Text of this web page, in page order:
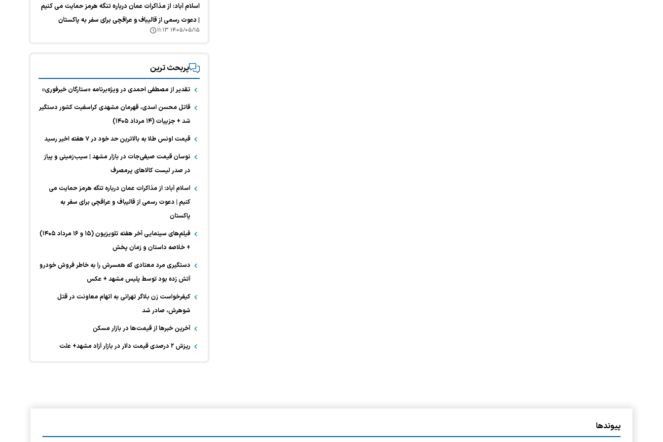
اسلام آباد: از مذاکرات عمان درباره تنگه هرمز حمایت می کنیم
| دعوت رسمی از قالیباف و عراقچی برای سفر به پاکستان
۱۴۰۵/۰۵/۱۵ ۱۱:۱۳
پربحث ترین
تقدیر از مصطفی احمدی در ویژه‌برنامه «ستارگان خبرفوری»
قاتل محسن اسدی، قهرمان مشهدی کراسفیت کشور دستگیر
شد + جزییات (۱۴ مرداد ۱۴۰۵)
قیمت اونس طلا به بالاترین حد خود در ۷ هفته اخیر رسید
نوسان قیمت صیفی‌جات در بازار مشهد | سیب‌زمینی و پیاز
در صدر لیست کالا‌های پرمصرف
اسلام آباد: از مذاکرات عمان درباره تنگه هرمز حمایت می
کنیم | دعوت رسمی از قالیباف و عراقچی برای سفر به
پاکستان
فیلم‌های سینمایی آخر هفته تلویزیون (۱۵ و ۱۶ مرداد ۱۴۰۵)
+ خلاصه داستان و زمان پخش
دستگیری مرد معتادی که همسرش را به خاطر فروش خودرو
آتش زده بود توسط پلیس مشهد + عکس
کیفرخواست زن بلاگر تهرانی به اتهام معاونت در قتل
شوهرش، صادر شد
آخرین خبر‌ها از قیمت‌ها در بازار مسکن
ریزش ۲ درصدی قیمت دلار در بازار آزاد مشهد+ علت
پیوندها